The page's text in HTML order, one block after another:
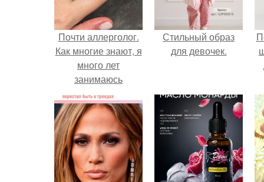
Почти аллерголог.
Как многие знают, я
много лет
занимаюсь
лечением детей с
ДЦП.
Стильный образ
для девочек.